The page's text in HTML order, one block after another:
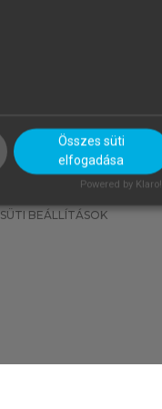
MI – ÁLTALÁNOS IRÁNYELVEK
SÜTI BEÁLLÍTÁSOK
Összes süti
elfogadása
Powered by Klaro!